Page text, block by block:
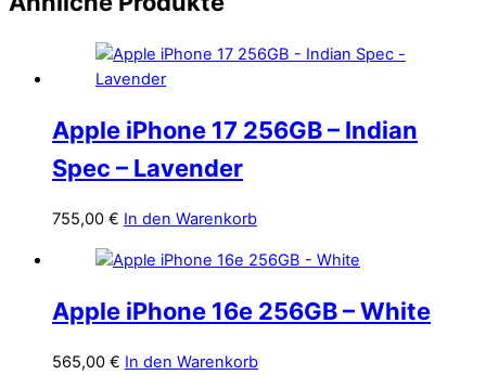
Apple iPhone 17 256GB – Indian
Spec – Lavender
755,00 € In den Warenkorb
Apple iPhone 16e 256GB – White
565,00 € In den Warenkorb